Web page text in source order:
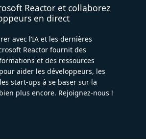
Reactor et collaborez
en direct
avec l’IA et les dernières
Reactor fournit des
et des ressources
aider les développeurs, les
start-ups à se baser sur la
plus encore. Rejoignez-nous !